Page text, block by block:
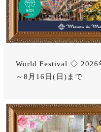
World Festival ◇ 2026
～8月16日(日)まで